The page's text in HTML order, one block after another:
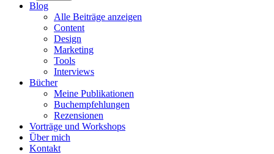
Blog
Alle Beiträge anzeigen
Content
Design
Marketing
Tools
Interviews
Bücher
Meine Publikationen
Buchempfehlungen
Rezensionen
Vorträge und Workshops
Über mich
Kontakt